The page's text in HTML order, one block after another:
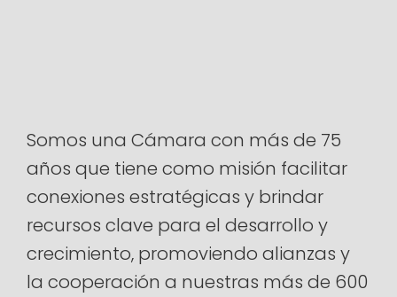
Somos una Cámara con más de 75
años que tiene como misión facilitar
conexiones estratégicas y brindar
recursos clave para el desarrollo y
crecimiento, promoviendo alianzas y
la cooperación a nuestras más de 600